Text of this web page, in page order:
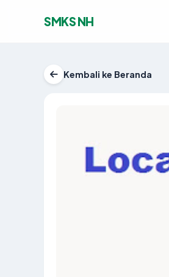
SMKS NH
Kembali ke Beranda